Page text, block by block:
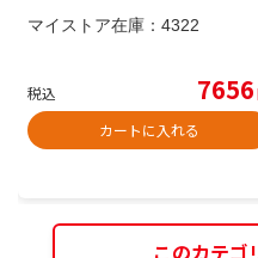
マイストア在庫： 4322
税込 7656
カートに入れる